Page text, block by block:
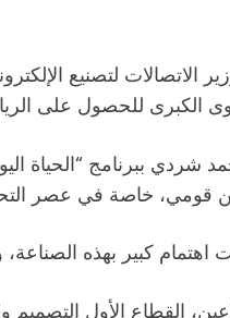
الاتصالات لتصنيع
الكبرى للحصول على
ببرنامج “الحياة
قومي، خاصة في عصر
كبير بهذه الصناعة،
القطاع الأول التصميم